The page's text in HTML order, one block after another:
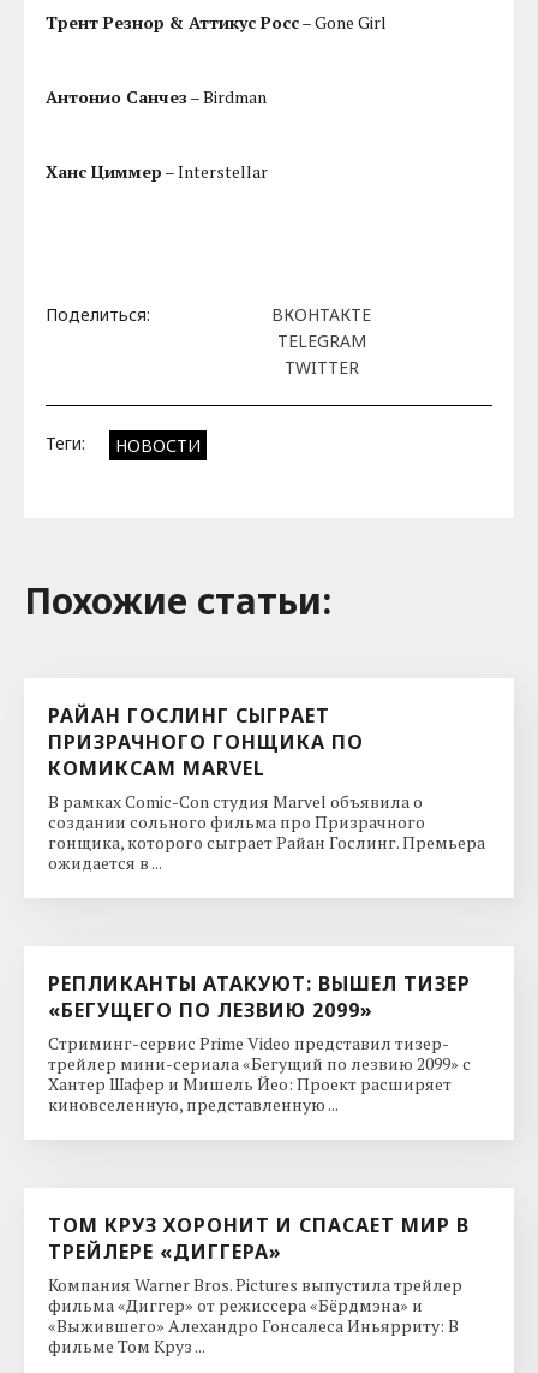
Трент Резнор & Аттикус Росс– Gone Girl
Антонио Санчез – Birdman
Ханс Циммер – Interstellar
Поделиться:
ВКОНТАКТЕ
TELEGRAM
TWITTER
Теги: НОВОСТИ
Похожие cтатьи:
РАЙАН ГОСЛИНГ СЫГРАЕТ
ПРИЗРАЧНОГО ГОНЩИКА ПО
КОМИКСАМ MARVEL
В рамках Comic-Con студия Marvel объявила о
создании сольного фильма про Призрачного
гонщика, которого сыграет Райан Гослинг. Премьера
ожидается в ...
РЕПЛИКАНТЫ АТАКУЮТ: ВЫШЕЛ ТИЗЕР
«БЕГУЩЕГО ПО ЛЕЗВИЮ 2099»
Стриминг-сервис Prime Video представил тизер-
трейлер мини-сериала «Бегущий по лезвию 2099» с
Хантер Шафер и Мишель Йео: Проект расширяет
киновселенную, представленную ...
ТОМ КРУЗ ХОРОНИТ И СПАСАЕТ МИР В
ТРЕЙЛЕРЕ «ДИГГЕРА»
Компания Warner Bros. Pictures выпустила трейлер
фильма «Диггер» от режиссера «Бёрдмэна» и
«Выжившего» Алехандро Гонсалеса Иньярриту: В
фильме Том Круз ...